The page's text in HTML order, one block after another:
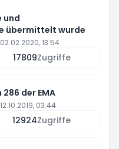
und
übermittelt wurde
02.02.2020, 13:54
17809Zugriffe
der EMA
12.10.2019, 03:44
12924Zugriffe